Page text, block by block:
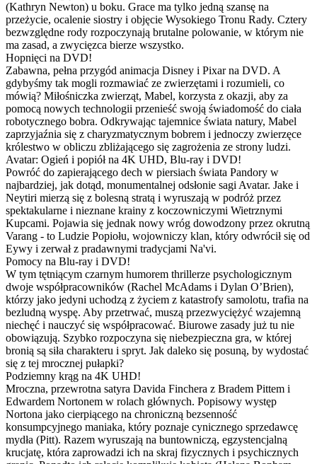
(Kathryn Newton) u boku. Grace ma tylko jedną szansę na
przeżycie, ocalenie siostry i objęcie Wysokiego Tronu Rady. Cztery
bezwzględne rody rozpoczynają brutalne polowanie, w którym nie
ma zasad, a zwycięzca bierze wszystko.
Hopnięci na DVD!
Zabawna, pełna przygód animacja Disney i Pixar na DVD. A
gdybyśmy tak mogli rozmawiać ze zwierzętami i rozumieli, co
mówią? Miłośniczka zwierząt, Mabel, korzysta z okazji, aby za
pomocą nowych technologii przenieść swoją świadomość do ciała
robotycznego bobra. Odkrywając tajemnice świata natury, Mabel
zaprzyjaźnia się z charyzmatycznym bobrem i jednoczy zwierzęce
królestwo w obliczu zbliżającego się zagrożenia ze strony ludzi.
Avatar: Ogień i popiół na 4K UHD, Blu-ray i DVD!
Powróć do zapierającego dech w piersiach świata Pandory w
najbardziej, jak dotąd, monumentalnej odsłonie sagi Avatar. Jake i
Neytiri mierzą się z bolesną stratą i wyruszają w podróż przez
spektakularne i nieznane krainy z koczowniczymi Wietrznymi
Kupcami. Pojawia się jednak nowy wróg dowodzony przez okrutną
Varang - to Ludzie Popiołu, wojowniczy klan, który odwrócił się od
Eywy i zerwał z pradawnymi tradycjami Na'vi.
Pomocy na Blu-ray i DVD!
W tym tętniącym czarnym humorem thrillerze psychologicznym
dwoje współpracowników (Rachel McAdams i Dylan O’Brien),
którzy jako jedyni uchodzą z życiem z katastrofy samolotu, trafia na
bezludną wyspę. Aby przetrwać, muszą przezwyciężyć wzajemną
niechęć i nauczyć się współpracować. Biurowe zasady już tu nie
obowiązują. Szybko rozpoczyna się niebezpieczna gra, w której
bronią są siła charakteru i spryt. Jak daleko się posuną, by wydostać
się z tej mrocznej pułapki?
Podziemny krąg na 4K UHD!
Mroczna, przewrotna satyra Davida Finchera z Bradem Pittem i
Edwardem Nortonem w rolach głównych. Popisowy występ
Nortona jako cierpiącego na chroniczną bezsenność
konsumpcyjnego maniaka, który poznaje cynicznego sprzedawcę
mydła (Pitt). Razem wyruszają na buntowniczą, egzystencjalną
krucjatę, która zaprowadzi ich na skraj fizycznych i psychicznych